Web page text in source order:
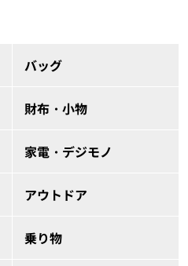
バッグ
財布・小物
家電・デジモノ
アウトドア
乗り物